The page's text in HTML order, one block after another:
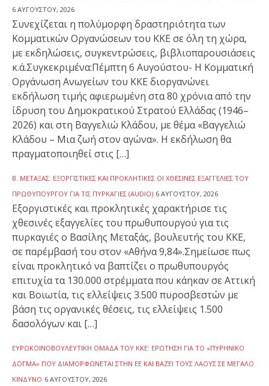
6 ΑΥΓΟΎΣΤΟΥ, 2026
Συνεχίζεται η πολύμορφη δραστηριότητα των
Κομματικών Οργανώσεων του ΚΚΕ σε όλη τη χώρα,
με εκδηλώσεις, συγκεντρώσεις, βιβλιοπαρουσιάσεις
κ.ά.Συγκεκριμένα:Πέμπτη 6 Αυγούστου- Η Κομματική
Οργάνωση Ανωγείων του ΚΚΕ διοργανώνει
εκδήλωση τιμής αφιερωμένη στα 80 χρόνια από την
ίδρυση του Δημοκρατικού Στρατού Ελλάδας (1946–
2026) και στη Βαγγελιώ Κλάδου, με θέμα «Βαγγελιώ
Κλάδου – Μια ζωή στον αγώνα». Η εκδήλωση θα
πραγματοποιηθεί στις […]
Β. ΜΕΤΑΞΆΣ: ΕΞΟΡΓΙΣΤΙΚΈΣ ΚΑΙ ΠΡΟΚΛΗΤΙΚΈΣ ΟΙ ΧΘΕΣΙΝΈΣ ΕΞΑΓΓΕΛΊΕΣ ΤΟΥ
ΠΡΩΘΥΠΟΥΡΓΟΎ ΓΙΑ ΤΙΣ ΠΥΡΚΑΓΙΈΣ (AUDIO) 6 ΑΥΓΟΎΣΤΟΥ, 2026
Εξοργιστικές και προκλητικές χαρακτήρισε τις
χθεσινές εξαγγελίες του πρωθυπουργού για τις
πυρκαγιές ο Βασίλης Μεταξάς, βουλευτής του ΚΚΕ,
σε παρέμβασή του στον «Αθήνα 9,84».Σημείωσε πως
είναι προκλητικό να βαπτίζει ο πρωθυπουργός
επιτυχία τα 130.000 στρέμματα που κάηκαν σε Αττική
και Βοιωτία, τις ελλείψεις 3.500 πυροσβεστών με
βάση τις οργανικές θέσεις, τις ελλείψεις 1.500
δασολόγων και […]
ΕΥΡΩΚΟΙΝΟΒΟΥΛΕΥΤΙΚΉ ΟΜΆΔΑ ΤΟΥ ΚΚΕ: ΕΡΏΤΗΣΗ ΓΙΑ ΤΟ «ΠΥΡΗΝΙΚΌ
ΔΌΓΜΑ» ΠΟΥ ΔΙΑΜΟΡΦΏΝΕΤΑΙ ΣΤΗΝ ΕΕ ΚΑΙ ΒΆΖΕΙ ΤΟΥΣ ΛΑΟΎΣ ΣΕ ΜΕΓΆΛΟ
ΚΊΝΔΥΝΟ 6 ΑΥΓΟΎΣΤΟΥ, 2026